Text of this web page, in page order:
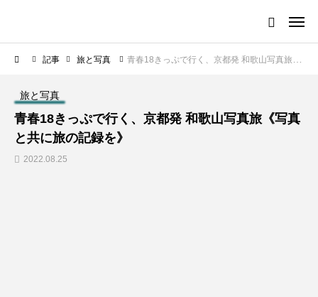
記事 旅と写真 青春18きっぷで行く、京都発 和歌山写真旅《写真と共に旅の記録を》
旅と写真
青春18きっぷで行く、京都発 和歌山写真旅《写真
と共に旅の記録を》
2022.08.25